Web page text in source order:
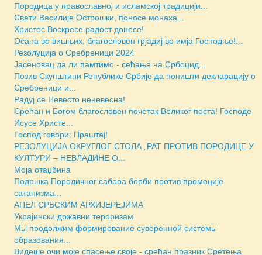
Породица у православној и исламској традицији...
Свети Василије Острошки, поносе монаха...
Христос Воскресе радост донесе!
Осана во вишњих, благословен грјадиј во имја Господње!...
Резолуција о Сребреници 2024
Јасеновац да ли памтимо - сећање на Србоцид...
Позив Скупштини Републике Србије да поништи декларацију о
Сребреници и...
Радуј се Невесто неневесна!
Срећан и Богом благословен почетак Великог поста! Господе
Исусе Христе...
Господ говори: Праштај!
РЕЗОЛУЦИЈА ОКРУГЛОГ СТОЛА „РАТ ПРОТИВ ПОРОДИЦЕ У
КУЛТУРИ – НЕВЛАДИНЕ О...
Моја отаџбина
Подршка Породичног сабора борби против промоције
сатанизма...
АПЕЛ СРБСКИМ АРХИЈЕРЕЈИМА
Украјински државни тероризам
Мы продолжим формирование суверенной системы
образования...
Видеше очи моје спасење своје - срећан празник Сретења